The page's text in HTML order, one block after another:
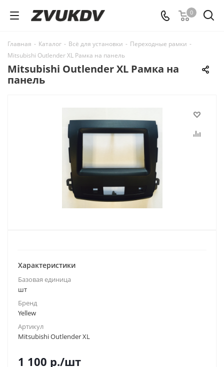
0
Главная - Каталог - Всё для установки - Переходные рамки -
Mitsubishi Outlender XL Рамка на панель
Mitsubishi Outlender XL Рамка на
панель
Характеристики
Базовая единица
шт
Бренд
Yellew
Артикул
Mitsubishi Outlender XL
1 100 р./шт